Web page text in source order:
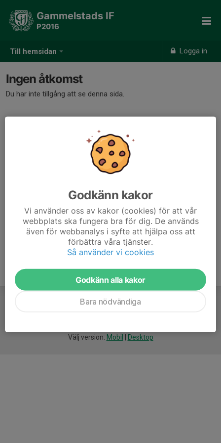
Till hemsidan Logga in
Gammelstads IF
P2016
Ingen åtkomst
Du har inte tillgång att se denna sida.
Välj version: Mobil Desktop
Godkänn kakor
Vi använder oss av kakor (cookies) för att vår
webbplats ska fungera bra för dig. De används
även för webbanalys i syfte att hjälpa oss att
förbättra våra tjänster.
Så använder vi cookies
Godkänn alla kakor
Bara nödvändiga